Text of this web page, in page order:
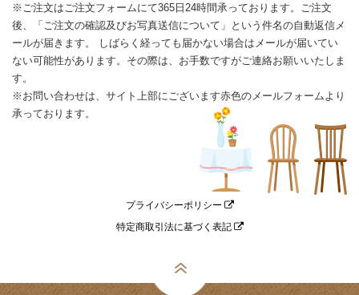
※ご注文はご注文フォームにて365日24時間承っております。ご注文
後、「ご注文の確認及びお写真送信について」という件名の自動返信メ
ールが届きます。 しばらく経っても届かない場合はメールが届いてい
ない可能性があります。その際は、お手数ですがご連絡お願いいたしま
す。
※お問い合わせは、サイト上部にございます赤色のメールフォームより
承っております。
プライバシーポリシー
特定商取引法に基づく表記